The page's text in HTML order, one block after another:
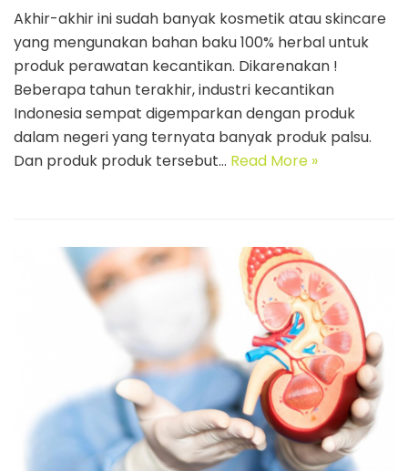
Akhir-akhir ini sudah banyak kosmetik atau skincare
yang mengunakan bahan baku 100% herbal untuk
produk perawatan kecantikan. Dikarenakan !
Beberapa tahun terakhir, industri kecantikan
Indonesia sempat digemparkan dengan produk
dalam negeri yang ternyata banyak produk palsu.
Dan produk produk tersebut… Read More »